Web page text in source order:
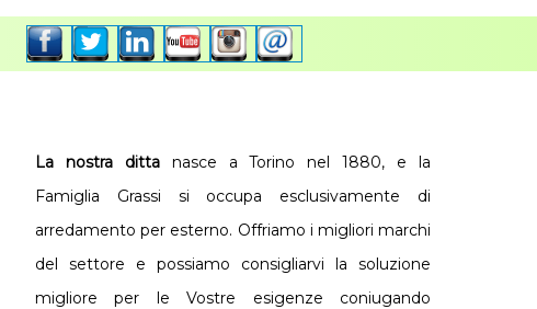
La nostra dittanasce a Torino nel 1880, e la
Famiglia Grassi si occupa esclusivamente di
arredamento per esterno. Offriamo i migliori marchi
del settore e possiamo consigliarvi la soluzione
migliore per le Vostre esigenze coniugando